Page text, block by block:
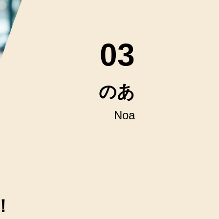
03
のあ
Noa